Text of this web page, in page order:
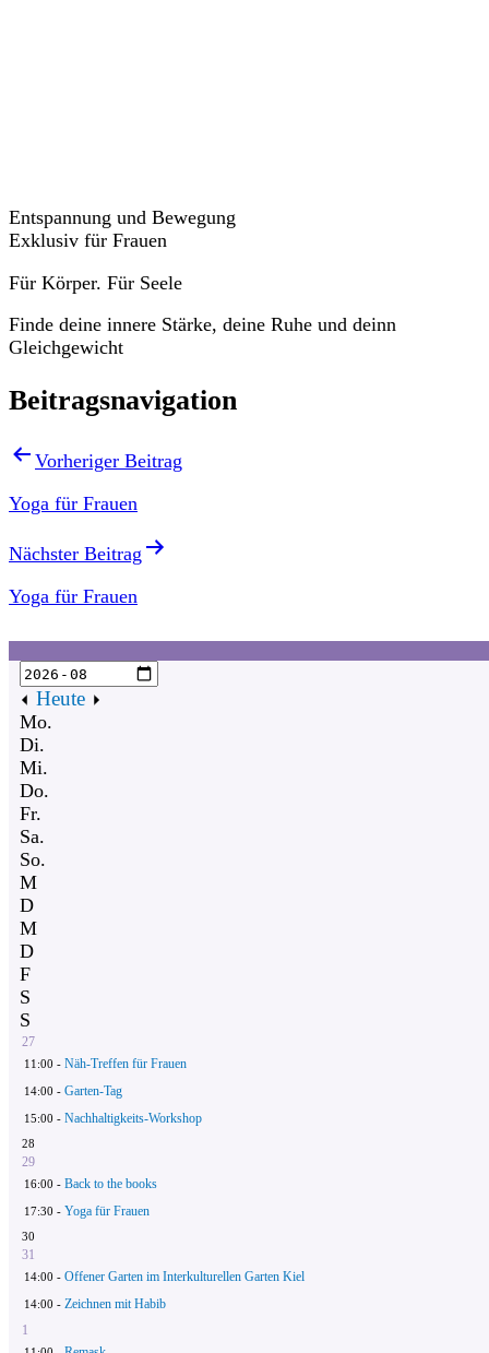
Entspannung und Bewegung
Exklusiv für Frauen
Für Körper. Für Seele
Finde deine innere Stärke, deine Ruhe und deinn
Gleichgewicht
Beitragsnavigation
Vorheriger Beitrag
Yoga für Frauen
Nächster Beitrag
Yoga für Frauen
Heute
Mo.
Di.
Mi.
Do.
Fr.
Sa.
So.
M
D
M
D
F
S
S
27
11:00 - Näh-Treffen für Frauen
14:00 - Garten-Tag
15:00 - Nachhaltigkeits-Workshop
28
29
16:00 - Back to the books
17:30 - Yoga für Frauen
30
31
14:00 - Offener Garten im Interkulturellen Garten Kiel
14:00 - Zeichnen mit Habib
1